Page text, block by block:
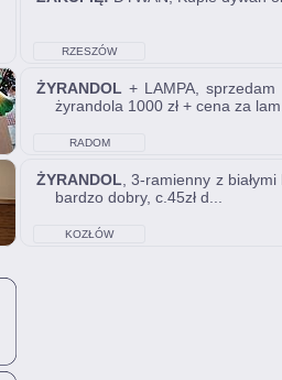
RZESZÓW
ŻYRANDOL + LAMPA,
żyrandola 1000 zł + cena za
RADOM
ŻYRANDOL , 3-ramienny z
bardzo dobry, c.45zł d...
KOZŁÓW